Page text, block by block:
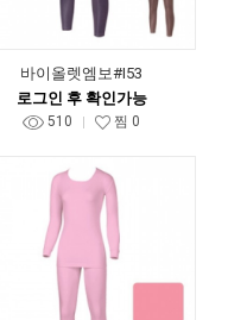
바이올렛엠보#I53
로그인 후 확인가능
510 찜 0